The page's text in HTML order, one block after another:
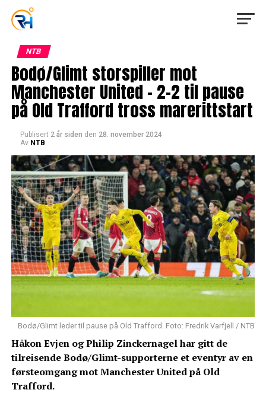
NTB
Bodø/Glimt storspiller mot
Manchester United – 2-2 til pause
på Old Trafford tross marerittstart
Publisert 2 år siden den 28. november 2024
Av NTB
Bodø/Glimt leder til pause på Old Trafford. Foto: Fredrik Varfjell / NTB
Håkon Evjen og Philip Zinckernagel har gitt de
tilreisende Bodø/Glimt-supporterne et eventyr av en
førsteomgang mot Manchester United på Old
Trafford.